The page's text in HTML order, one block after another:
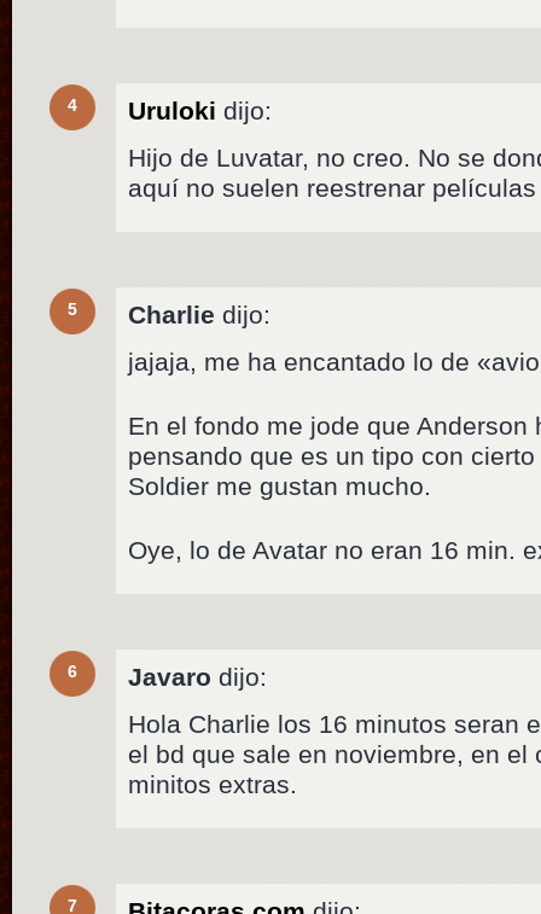
4 Uruloki dijo:
Hijo de Luvatar, no creo. No se
aquí no suelen reestrenar
5 Charlie dijo:
jajaja, me ha encantado lo de
En el fondo me jode que
pensando que es un tipo con
Soldier me gustan mucho.
Oye, lo de Avatar no eran 16 min.
6 Javaro dijo:
Hola Charlie los 16 minutos seran
el bd que sale en noviembre, en el
minitos extras.
7